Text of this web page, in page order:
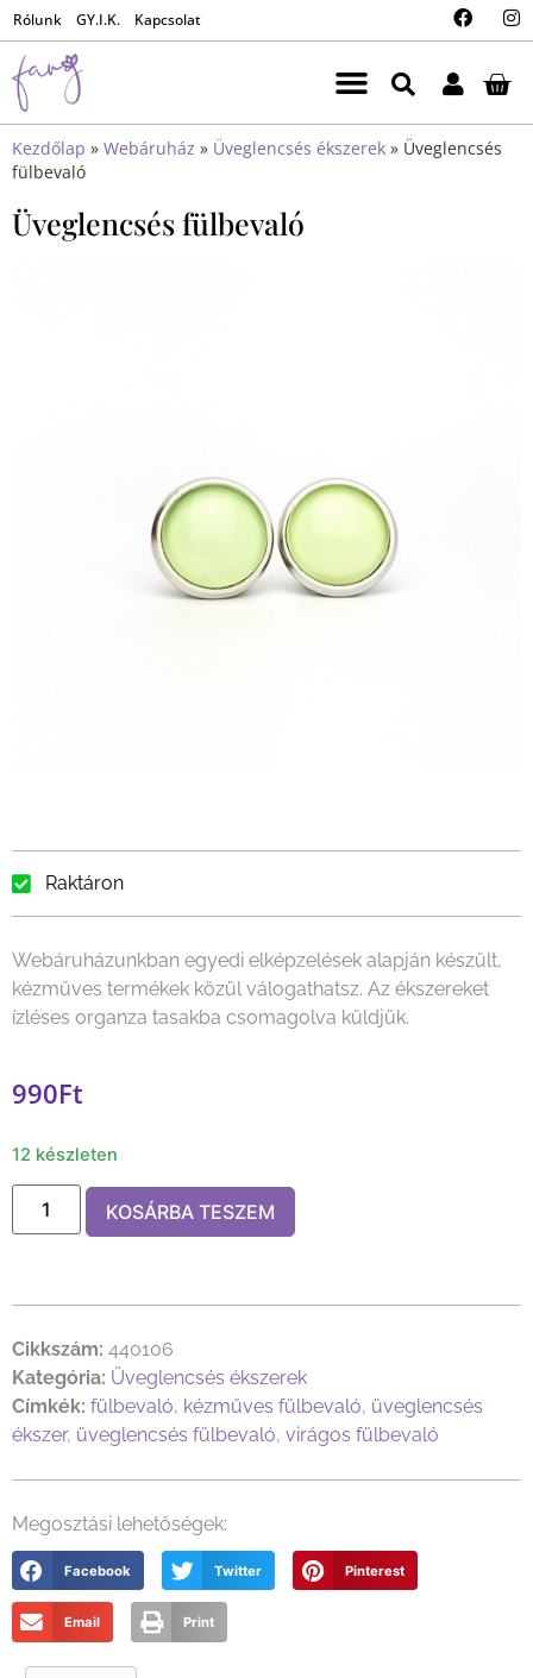
Rólunk GY.I.K. Kapcsolat
Kezdőlap » Webáruház » Üveglencsés ékszerek » Üveglencsés
fülbevaló
Üveglencsés fülbevaló
Raktáron
Webáruházunkban egyedi elképzelések alapján készült,
kézműves termékek közül válogathatsz. Az ékszereket
ízléses organza tasakba csomagolva küldjük.
990Ft
12 készleten
KOSÁRBA TESZEM
Cikkszám: 440106
Kategória: Üveglencsés ékszerek
Címkék: fülbevaló, kézműves fülbevaló, üveglencsés
ékszer, üveglencsés fülbevaló, virágos fülbevaló
Megosztási lehetőségek:
Facebook Twitter Pinterest
Email Print